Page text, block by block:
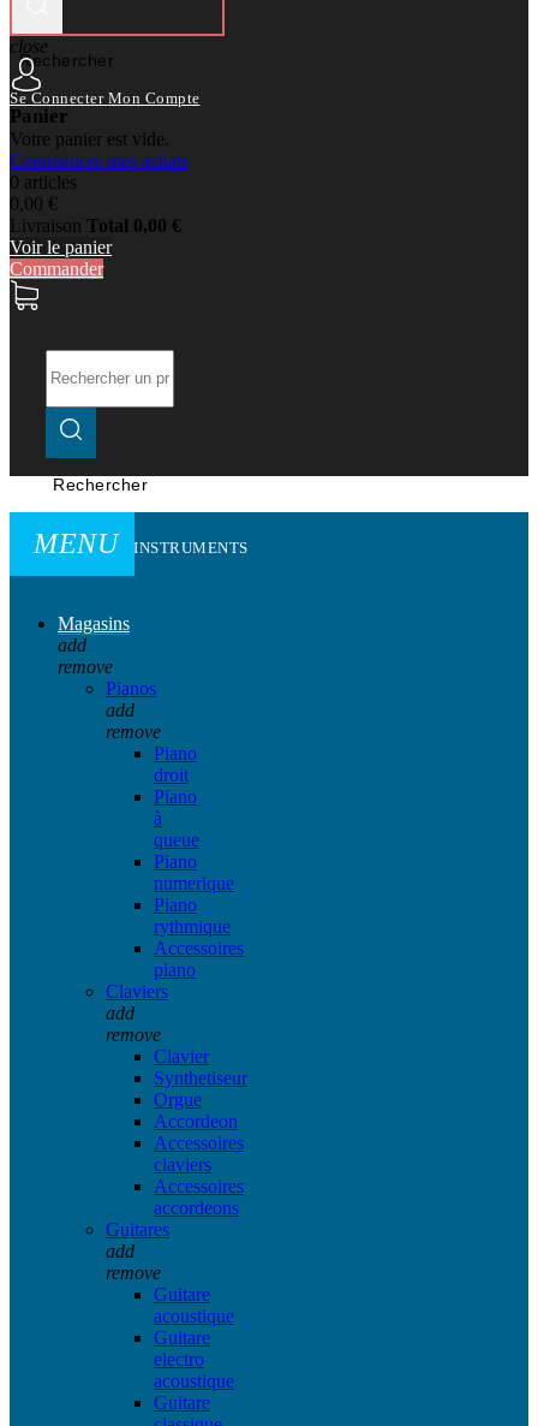
Rechercher
close
Se Connecter Mon Compte
Panier
Votre panier est vide.
Commencer mes achats
0 articles
0,00 €
Livraison Total 0,00 €
Voir le panier
Commander
Rechercher
MENU INSTRUMENTS
Magasins
add
remove
Pianos
add
remove
Piano
droit
Piano
à
queue
Piano
numerique
Piano
rythmique
Accessoires
piano
Claviers
add
remove
Clavier
Synthetiseur
Orgue
Accordeon
Accessoires
claviers
Accessoires
accordeons
Guitares
add
remove
Guitare
acoustique
Guitare
electro
acoustique
Guitare